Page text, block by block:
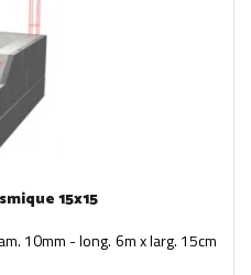
15x15
10mm - long. 6m x larg. 15cm